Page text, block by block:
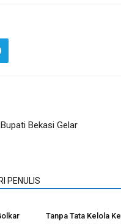
Bekasi Gelar
PENULIS
Tanpa Tata Kelola